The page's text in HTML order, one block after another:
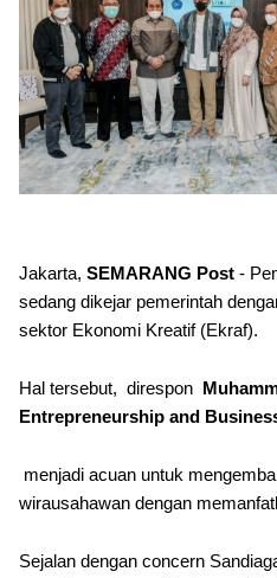
Jakarta, SEMARANG Post -
sedang dikejar pemerintah
sektor Ekonomi Kreatif (Ekraf).
Hal tersebut, direspon
Entrepreneurship and
menjadi acuan untuk
wirausahawan dengan
Sejalan dengan concern